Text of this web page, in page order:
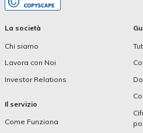
La società
Chi siamo
Lavora con Noi
Investor Relations
Il servizio
Come Funziona